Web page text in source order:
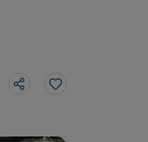
Me gusta